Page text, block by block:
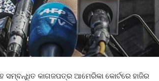
ସମ୍ବନ୍ଧିତ କାଗଜପତ୍ର ଆମେରିକା କୋର୍ଟରେ ହାଜିର